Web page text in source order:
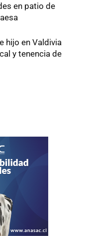
en patio de
hijo en Valdivia
y tenencia de